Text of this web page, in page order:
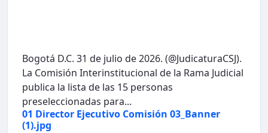
Bogotá D.C. 31 de julio de 2026. (@JudicaturaCSJ).
La Comisión Interinstitucional de la Rama Judicial
publica la lista de las 15 personas
preseleccionadas para...
01 Director Ejecutivo Comisión 03_Banner
(1).jpg